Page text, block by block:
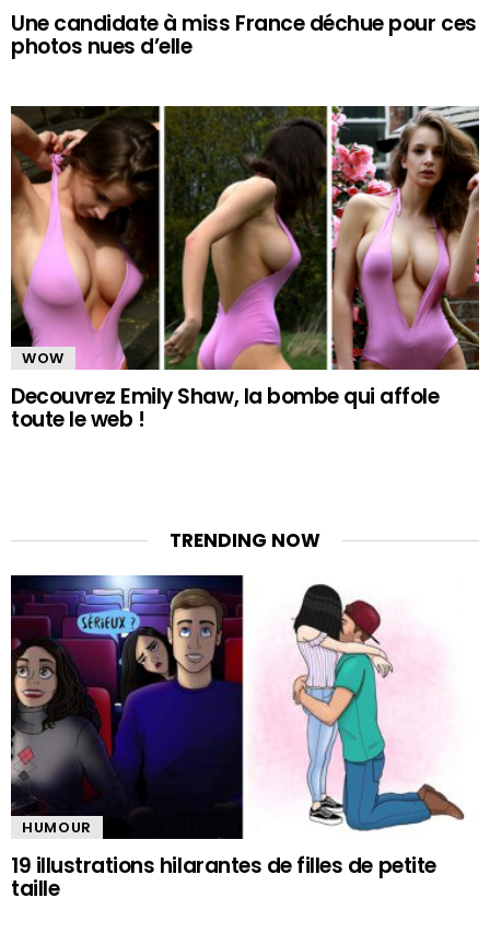
Une candidate à miss France déchue pour ces
photos nues d’elle
WOW
Decouvrez Emily Shaw, la bombe qui affole
toute le web !
TRENDING NOW
HUMOUR
19 illustrations hilarantes de filles de petite
taille